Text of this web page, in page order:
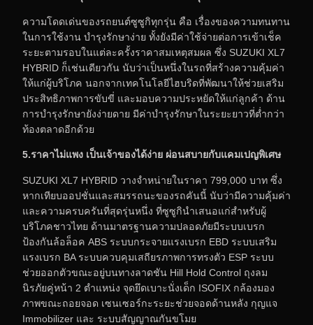
ความโดดเด่นของรถยนต์ซูซูกิทุกรุ่น คือ เรื่องของความทนทาน
ในการใช้งาน บำรุงรักษาง่าย ทั้งยังมีค่าใช้จ่ายต่อการเข้าเช็ค
ระยะตามรอบในแต่ละครั้งราคาสมเหตุสมผล ซึ่ง SUZUKI XL7
HYBRID ก็เช่นเดียวกัน นับว่าเป็นหนึ่งในรถที่สร้างความคุ้มค่า
ให้แก่ผู้บริโภค นอกจากเทคโนโลยีไฮบริดที่พัฒนาให้ช่วยเสริม
ประสิทธิภาพการขับขี่ และมอบความประหยัดให้แก่ลูกค้า ด้าน
การบำรุงรักษายังง่ายดาย มีค่าบำรุงรักษาในระยะยาวที่ต่ำกว่า
ท้องตลาดอีกด้วย
5.ราคาไม่แพง เป็นเจ้าของได้ง่าย ผ่อนสบายกับแคมเปญพิเศษ
SUZUKI XL7 HYBRID วางจำหน่ายในราคา 799,000 บาท ซึ่ง
หากเทียบออปชั่นและสมรรถนะของรถคันนี้ นับว่ามีความคุ้มค่า
และความครบครันที่สุดรุ่นหนึ่ง ที่ซูซูกินำเสนอแก่สำหรับผู้
บริโภคชาวไทย ด้านมาตรฐานความปลอดภัยมีระบบเบรก
ป้องกันล้อล็อค ABS ระบบกระจายแรงเบรก EBD ระบบเสริม
แรงเบรก BA ระบบควบคุมเสถียรภาพการทรงตัว ESP ระบบ
ช่วยออกตัวขณะอยู่บนทางลาดชัน Hill Hold Control ถุงลม
นิรภัยคู่หน้า 2 ตำแหน่ง จุดยึดเบาะนั่งเด็ก ISOFIX กล้องมอง
ภาพขณะถอยจอด เซนเซอร์กะระยะช่วยจอดด้านหลัง กุญแจ
Immobilizer และ ระบบสัญญาณกันขโมย